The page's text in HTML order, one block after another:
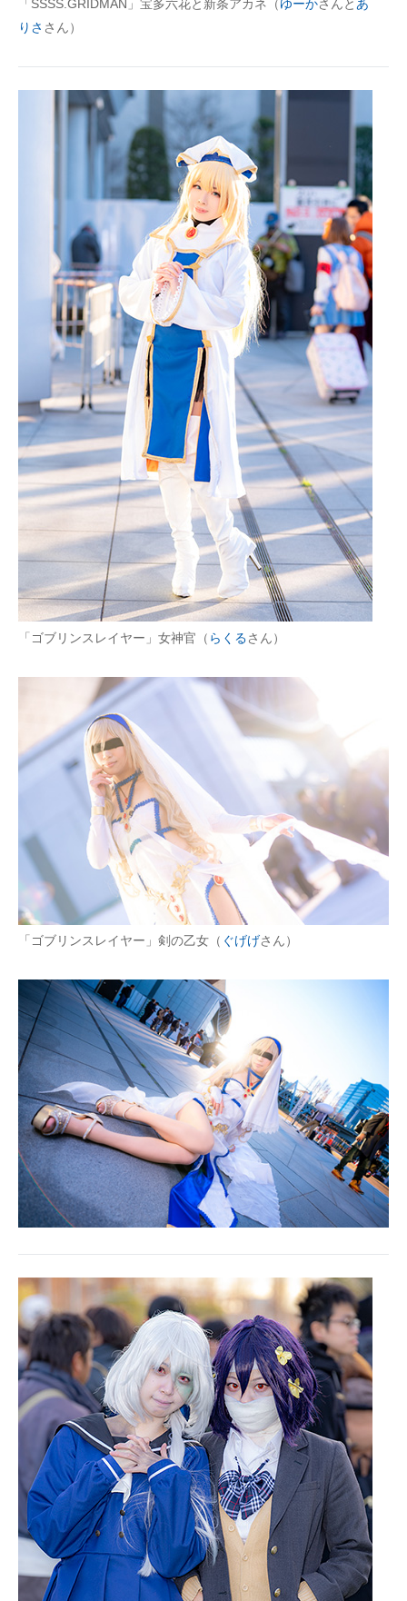
「SSSS.GRIDMAN」宝多六花と新条アカネ（ゆーかさんとあ
りさ さん）
「ゴブリンスレイヤー」女神官（ らくるさん）
「ゴブリンスレイヤー」剣の乙女（ ぐげげさん）